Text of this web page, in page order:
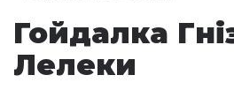
Гойдалка
Лелеки